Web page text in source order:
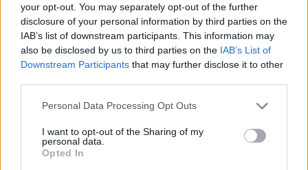
your opt-out. You may separately opt-out of the further
disclosure of your personal information by third parties on the
IAB’s list of downstream participants. This information may
also be disclosed by us to third parties on the IAB’s List of
Downstream Participants that may further disclose it to other
Personal Data Processing Opt Outs
I want to opt-out of the Sharing of my
personal data.
Opted In